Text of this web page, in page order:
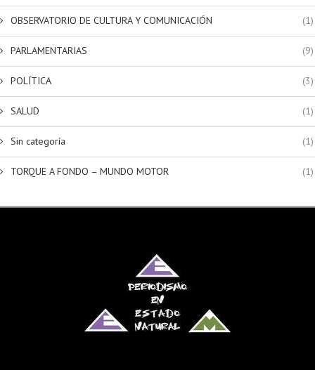
OBSERVATORIO DE CULTURA Y COMUNICACIÓN (1)
PARLAMENTARIAS (9)
POLÍTICA (3)
SALUD (1)
Sin categoría (1)
TORQUE A FONDO – MUNDO MOTOR (1)